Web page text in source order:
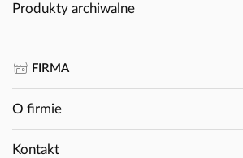
Produkty archiwalne
FIRMA
O firmie
Kontakt